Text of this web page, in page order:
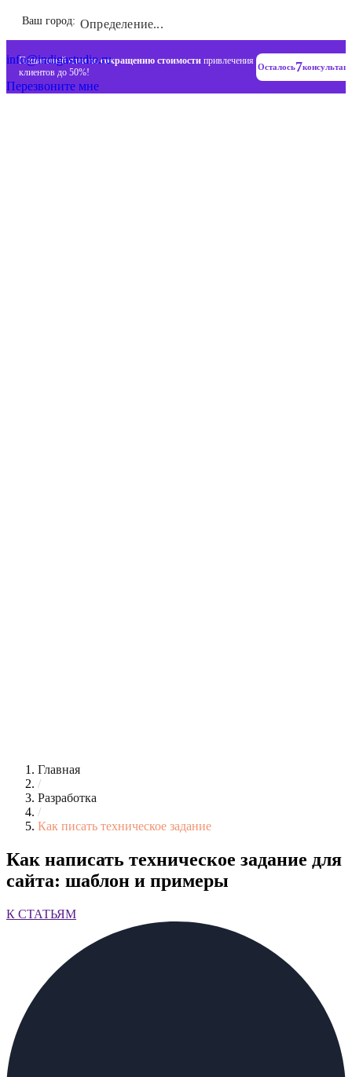
Ваш город: Определение...
Пошаговый план посокращению стоимости привлечения
клиентов до 50%!
Осталось7
+7 (993) 477-18-57
info@indigastudio.ru
Перезвоните мне
Главная
/
Разработка
/
Как писать техническое задание
Как написать техническое задание для
сайта: шаблон и примеры
К СТАТЬЯМ